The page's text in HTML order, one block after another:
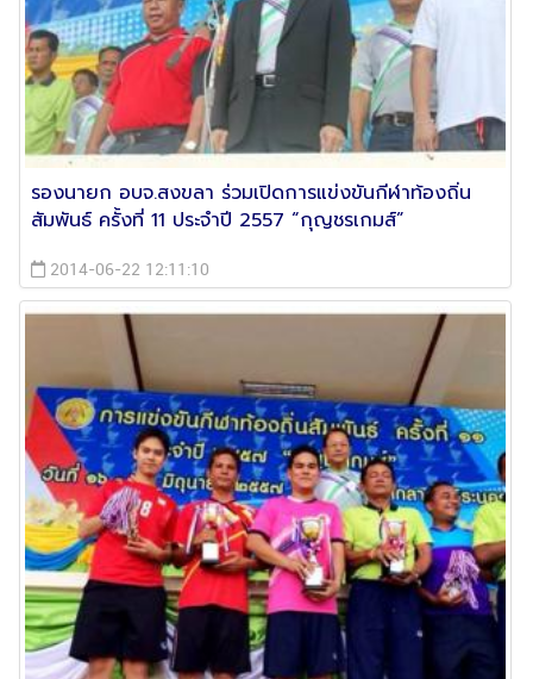
รองนายก อบจ.สงขลา ร่วมเปิดการแข่งขันกีฬาท้องถิ่น
สัมพันธ์ ครั้งที่ 11 ประจำปี 2557 “กุญชรเกมส์”
2014-06-22 12:11:10